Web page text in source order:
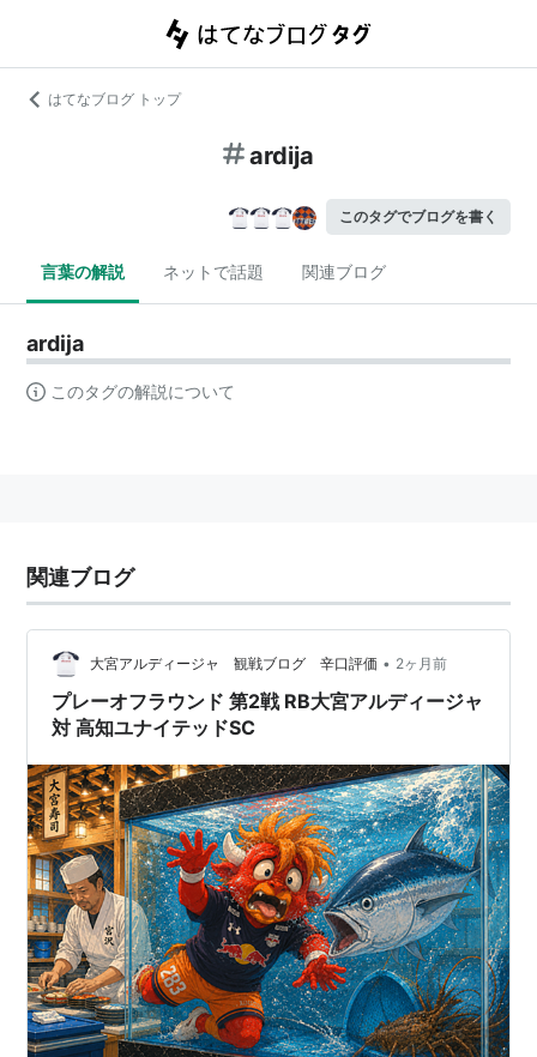
はてなブログ トップ
ardija
このタグでブログを書く
言葉の解説 ネットで話題 関連ブログ
ardija
このタグの解説について
関連ブログ
大宮アルディージャ 観戦ブログ 辛口評価 • 2ヶ月前
プレーオフラウンド 第2戦 RB大宮アルディージャ
対 高知ユナイテッドSC